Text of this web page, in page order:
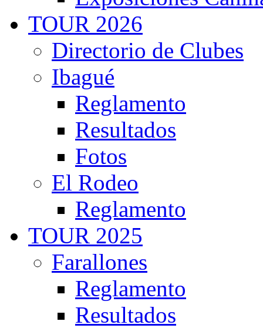
TOUR 2026
Directorio de Clubes
Ibagué
Reglamento
Resultados
Fotos
El Rodeo
Reglamento
TOUR 2025
Farallones
Reglamento
Resultados